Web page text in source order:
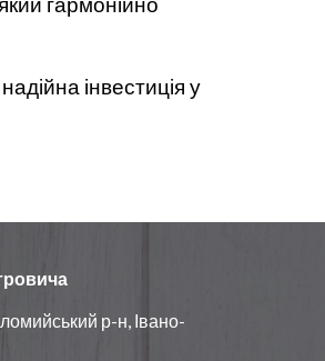
інвестиція у
ий р-н, Івано-